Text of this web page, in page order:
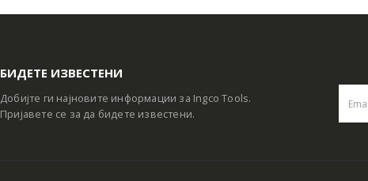
БИДЕТЕ ИЗВЕСТЕНИ
Добијте ги најновите информации за Ingco Tools.
Пријавете се за да бидете известени.